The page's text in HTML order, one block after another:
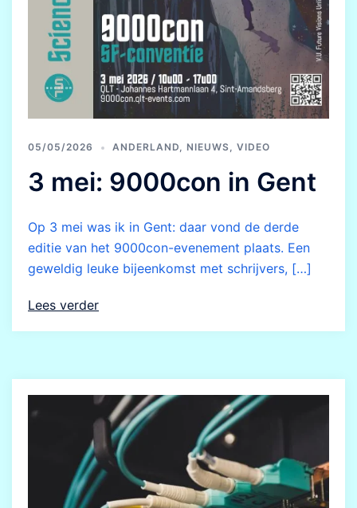
05/05/2026 ANDERLAND NIEUWS VIDEO
3 mei: 9000con in Gent
Op 3 mei was ik in Gent: daar vond de derde
editie van het 9000con-evenement plaats. Een
geweldig leuke bijeenkomst met schrijvers, […]
Lees verder